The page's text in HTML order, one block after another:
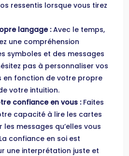
ressentis lorsque vous tirez
langage :Avec le temps,
une compréhension
symboles et des messages
pas à personnaliser vos
en fonction de votre propre
votre intuition.
confiance en vous : Faites
capacité à lire les cartes
messages qu’elles vous
confiance en soi est
une interprétation juste et